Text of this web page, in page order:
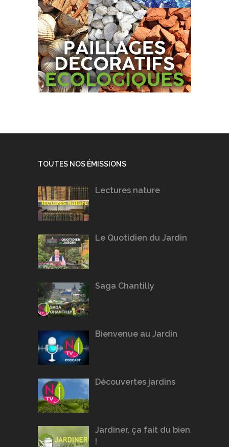
TOUTES NOS ÉMISSIONS
Lectures nature
Le Quotidien du Jardin
Saga Chantilly
Bienvenue au Jardin
Découvertes jardins
Jardiner, ça fait du bien
!